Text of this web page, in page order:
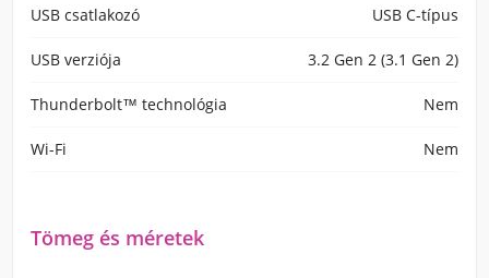
USB csatlakozó USB C-típus
USB verziója 3.2 Gen 2 (3.1 Gen 2)
Thunderbolt™ technológia Nem
Wi-Fi Nem
Tömeg és méretek